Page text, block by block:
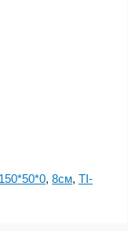
, 8см, TI-